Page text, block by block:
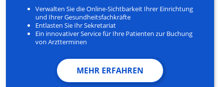
Verwalten Sie die Online-Sichtbarkeit Ihrer Einrichtung
und Ihrer Gesundheitsfachkräfte
Entlasten Sie Ihr Sekretariat
Ein innovativer Service für Ihre Patienten zur Buchung
von Arztterminen
MEHR ERFAHREN